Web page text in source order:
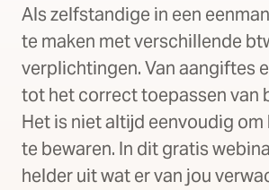
Als zelfstandige in een
te maken met verschillende
verplichtingen. Van aangiftes
tot het correct toepassen van
Het is niet altijd eenvoudig
te bewaren. In dit gratis
helder uit wat er van jou